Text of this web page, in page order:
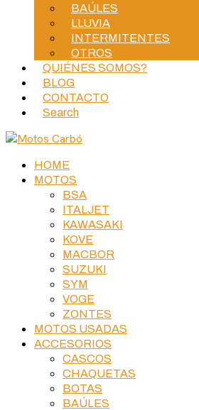
BAÚLES
LLUVIA
INTERMITENTES
OTROS
QUIÉNES SOMOS?
BLOG
CONTACTO
Search
HOME
MOTOS
BSA
ITALJET
KAWASAKI
KOVE
MACBOR
SUZUKI
SYM
VOGE
ZONTES
MOTOS USADAS
ACCESORIOS
CASCOS
CHAQUETAS
BOTAS
BAÚLES